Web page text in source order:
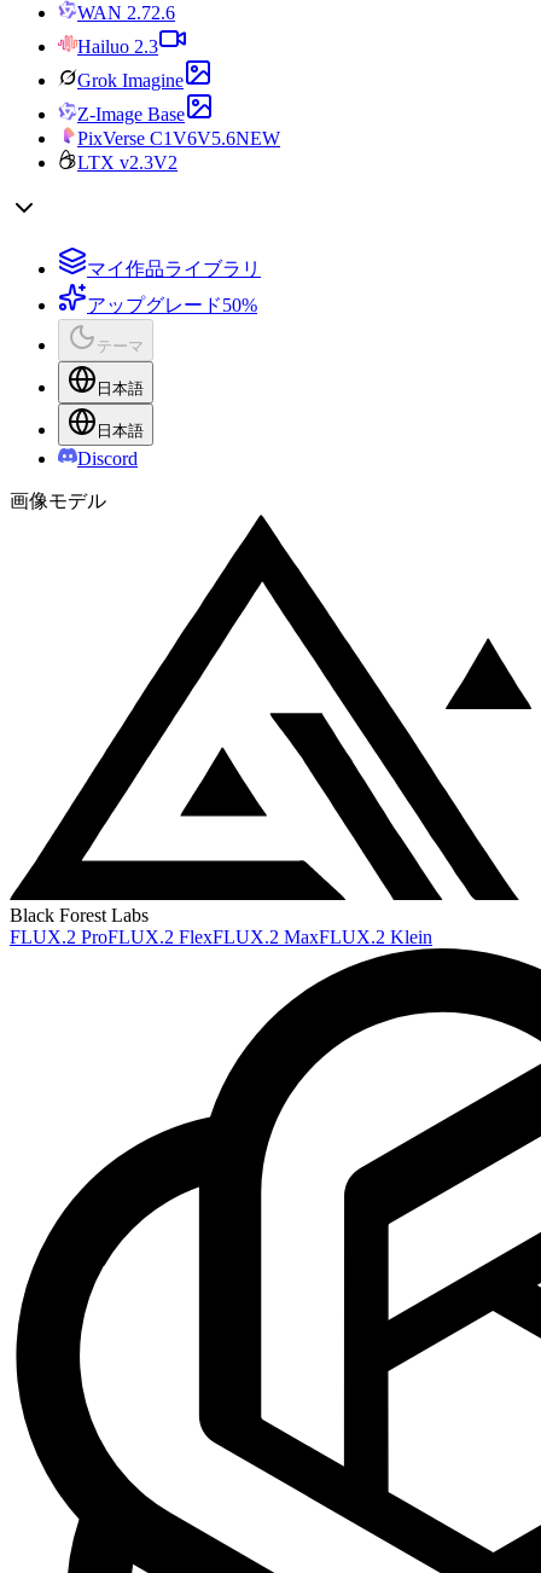
WAN 2.72.6
Hailuo 2.3
Grok Imagine
Z-Image Base
PixVerse C1V6V5.6NEW
LTX v2.3V2
マイ作品ライブラリ
アップグレード50%
テーマ
日本語
日本語
Discord
画像モデル
Black Forest Labs
FLUX.2 ProFLUX.2 FlexFLUX.2 MaxFLUX.2 Klein